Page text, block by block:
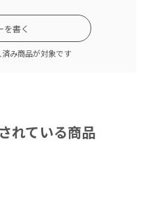
を書く
み商品が対象です
れている商品